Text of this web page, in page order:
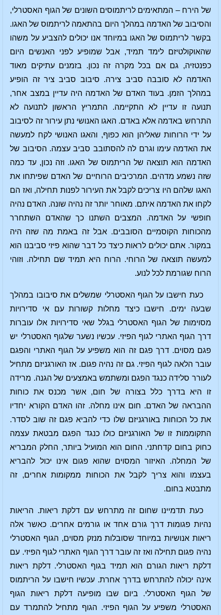
של הירח – המתאימים לריתמוסים השונים של הגוף האסטרלי,
והסיבוב של האדמה במהלך היום בהתאמה לריתמוס של האגו.
בקשר לריתמוס של האגו במיוחד אנו יכולים להצביע על משהו
שהאוקולטיזם לימד תמיד, אבל שמופיע לפני האנשים היום
כפנטזיה, גם אם בכל מקרה זה נכון. בזמנים עתיקים מאוד
האדמה לא סובבה סביב צירה. סיבוב סביב ציר זה הופיע
במהלך הזמן. בעוד האדם של האדמה היה עדיין במצב אחר,
תנועה זו עדיין לא התקיימה. התמריץ הראשון לתנועה לא
התרחש באדמה אלא באדם. האגו האנושי נתן עירור זה לסיבוב
על ידי הרוחות שאליהן הוא כפוף, והאגו האנושי לקח למעשה
את האדמה עימו וגרם לה להסתובב סביב עצמה. הסיבוב של
האדמה הוא תוצאה של הריתמוס של האגו. וזה נכון, עד כמה
שזה נשמע מדהים. המרכיבים הרוחיים של האדם שפיתחו את
האגו שלהם היו צריכים לקבל את העירור לפנות תחילה, ואז הם
לקחו את האדמה איתם. מאוחר יותר זה נהיה שונה. האדם נהיה
חופשי על האדמה. המצבים השתנו כך שהאדם השתחרר
מהכוחות הקוסמיים הסובבים. אבל זה באמת מה שזה היה
במקור. אתם יכולים לראות כיצד כל דבר שהוא פיזי סביבנו הוא
למעשה תוצאה של הרוחי. הרוח היא תמיד שם תחילה. וזוהי
הרוח שגורמת לכל לנוע.
כעת חישבו על הגוף האסטרלי שמשלים את סיבובו במהלך
שבעה ימים. חישבו כיצד מחלות קשורות עם אי סדירויות
מסוימות של הגוף האסטרלי בגלל שאי סדירויות אלו עוברות
דרך הגוף האתרי לגוף הפיזי. עכשיו נשער שלגוף האסטרלי יש
פגם מסוים. דרך פגם זה הוא משפיע על הגוף האתרי והפגם
עובר הלאה לגוף הפיזי. גם זה נהיה פגום. אז האורגניזם מתחיל
לעורר סלידה כנגד הפגם ומשתמש באמצעים של הגנה. מרידה
זו היא בדרך כלל בצורה של חום, אשר מכנס את כוחות
ההבראה של האדם. חום אינו מחלה. זהו האדם הקורא יחדיו
את כל הכוחות באורגניזם שלו כדי להביא פגם זה שוב לסדר.
התקוממות זו של האורגניזם כולו כנגד הפגם מבטאת עצמה
כחוק בחום קדחתני. החום הוא המועיל ביותר, החלק המבריא
של המחלה. האיזור המסוים שהוא פגום אינו יכול להבריא
בעצמו והוא צריך לקבל את הכוחות ממקומות אחרים, זה
מתבטא בחום.
כעת תדמיינו שחום זה מתרחש עם דלקת ריאות. הריאות
נהיות פגומות דרך גורם אחד או גורמים אחרים. כאשר אלה
ריאות אנושיות במיוחד שסובלות מנזק מסוים, הגוף האסטרלי
נהיה פגום תחילה ואז זה עובר דרך הגוף האתרי לגוף הפיזי. עם
דלקת ריאות הגורם הוא תמיד בגוף האסטרלי. דלקת ריאות
אינה יכולה להתרחש בדרך אחרת. עכשיו חישבו על הריתמוס
של הגוף האסטרלי. ביום שבו מופיעה דלקת ריאות הגוף
האסטרלי משפיע על הגוף הפיזי. הגוף מתחיל להתמרד עם